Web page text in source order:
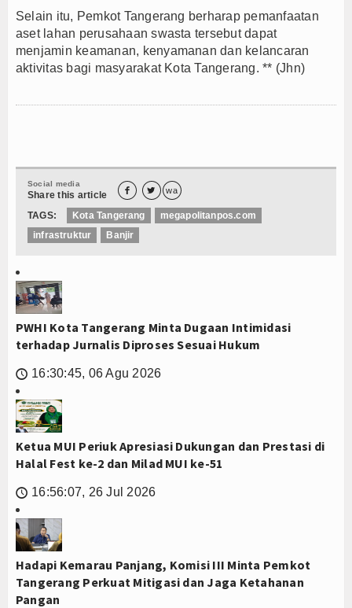
Selain itu, Pemkot Tangerang berharap pemanfaatan
aset lahan perusahaan swasta tersebut dapat
menjamin keamanan, kenyamanan dan kelancaran
aktivitas bagi masyarakat Kota Tangerang. ** (Jhn)
Social media
Share this article   wa
TAGS: Kota Tangerang
megapolitanpos.com
infrastruktur
Banjir
PWHI Kota Tangerang Minta Dugaan Intimidasi
terhadap Jurnalis Diproses Sesuai Hukum
🕔 16:30:45, 06 Agu 2026
Ketua MUI Periuk Apresiasi Dukungan dan Prestasi di
Halal Fest ke-2 dan Milad MUI ke-51
🕔 16:56:07, 26 Jul 2026
Hadapi Kemarau Panjang, Komisi III Minta Pemkot
Tangerang Perkuat Mitigasi dan Jaga Ketahanan
Pangan